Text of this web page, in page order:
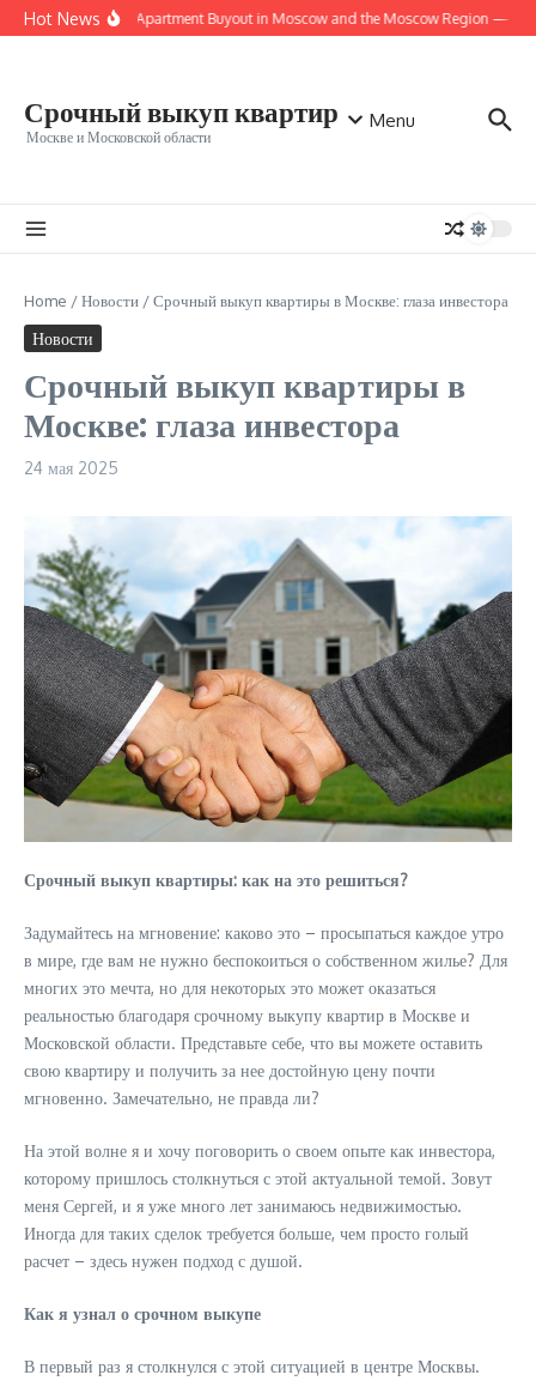
Перейти к содержанию
Hot NewsUrgent Apartment Buyout in Moscow and the Moscow Region —
Срочный выкуп квартир
Москве и Московской области
Menu
Home /Новости /Срочный выкуп квартиры в Москве: глаза инвестора
Новости
Срочный выкуп квартиры в
Москве: глаза инвестора
24 мая 2025
Срочный выкуп квартиры: как на это решиться?
Задумайтесь на мгновение: каково это – просыпаться каждое утро
в мире, где вам не нужно беспокоиться о собственном жилье? Для
многих это мечта, но для некоторых это может оказаться
реальностью благодаря срочному выкупу квартир в Москве и
Московской области. Представьте себе, что вы можете оставить
свою квартиру и получить за нее достойную цену почти
мгновенно. Замечательно, не правда ли?
На этой волне я и хочу поговорить о своем опыте как инвестора,
которому пришлось столкнуться с этой актуальной темой. Зовут
меня Сергей, и я уже много лет занимаюсь недвижимостью.
Иногда для таких сделок требуется больше, чем просто голый
расчет – здесь нужен подход с душой.
Как я узнал о срочном выкупе
В первый раз я столкнулся с этой ситуацией в центре Москвы.